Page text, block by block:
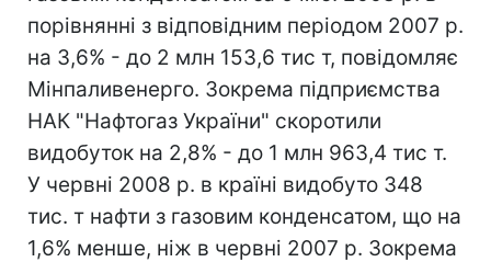
порівнянні з відповідним періодом 2007 р.
на 3,6% - до 2 млн 153,6 тис т, повідомляє
Мінпаливенерго. Зокрема підприємства
НАК "Нафтогаз України" скоротили
видобуток на 2,8% - до 1 млн 963,4 тис т.
У червні 2008 р. в країні видобуто 348
тис. т нафти з газовим конденсатом, що на
1,6% менше, ніж в червні 2007 р. Зокрема